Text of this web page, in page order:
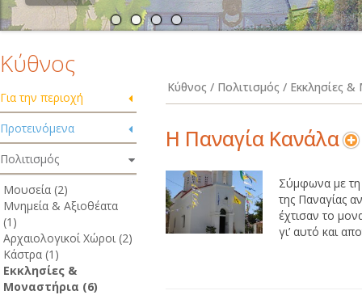
Κύθνος
Για την περιοχή
Προτεινόμενα
Πολιτισμός
Μουσεία (2)
Μνημεία & Αξιοθέατα
(1)
Αρχαιολογικοί Χώροι (2)
Κάστρα (1)
Εκκλησίες &
Μοναστήρια (6)
Κύθνος / Πολιτισμός / Εκκλησίες
Η Παναγία Κανάλα
Σύμφωνα με τη
της Παναγίας
έχτισαν το
γι’ αυτό και